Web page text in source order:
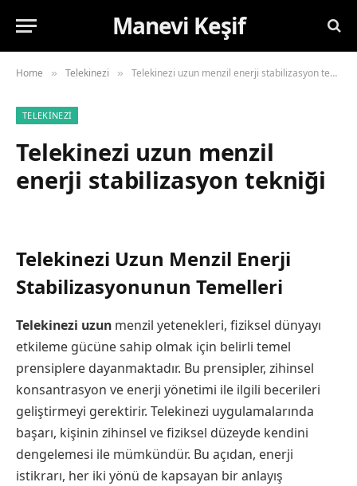
Manevi Keşif
Home » Telekinezi » Telekinezi uzun menzil enerji stabilizasyon tekniği
TELEKINEZI
Telekinezi uzun menzil
enerji stabilizasyon tekniği
Telekinezi Uzun Menzil Enerji
Stabilizasyonunun Temelleri
Telekinezi uzun menzil yetenekleri, fiziksel dünyayı
etkileme gücüne sahip olmak için belirli temel
prensiplere dayanmaktadır. Bu prensipler, zihinsel
konsantrasyon ve enerji yönetimi ile ilgili becerileri
geliştirmeyi gerektirir. Telekinezi uygulamalarında
başarı, kişinin zihinsel ve fiziksel düzeyde kendini
dengelemesi ile mümkündür. Bu açıdan, enerji
istikrarı, her iki yönü de kapsayan bir anlayış